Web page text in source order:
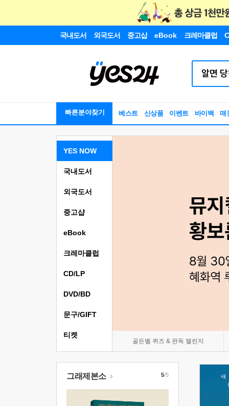
국내도서 외국도서 중고샵 eBook 크레마클럽
빠른분야찾기 베스트 신상품 이벤트 바이백 매
YES NOW
골든벨 퀴즈 & 완독 챌린지
국내도서
외국도서
중고샵
eBook
크레마클럽
CD/LP
DVD/BD
문구/GIFT
티켓
그래제본소 5/5